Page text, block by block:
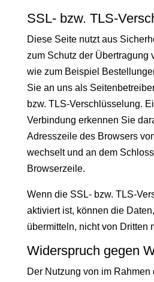
SSL- bzw. TLS-
Diese Seite nutzt aus
zum Schutz der Übertragung
wie zum Beispiel
Sie an uns als
bzw. TLS-Verschlüsselung.
Verbindung erkennen Sie
Adresszeile des Browsers von
wechselt und an dem
Browserzeile.
Wenn die SSL- bzw. TLS-
aktiviert ist, können die
übermitteln, nicht von Dritten
Widerspruch gegen
Der Nutzung von im Rahmen